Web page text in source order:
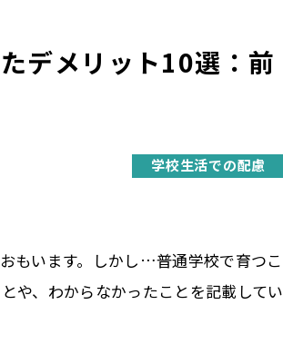
デメリット10選：前
学校生活での配慮
もいます。しかし…普通学校で育つこ
や、 わからなかったことを記載してい